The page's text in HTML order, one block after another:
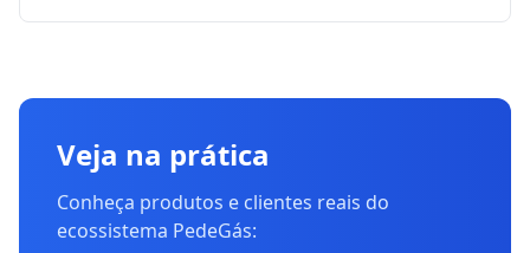
Veja na prática
Conheça produtos e clientes reais do
ecossistema PedeGás: